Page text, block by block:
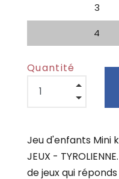
3
4
Quantité
Jeu d'enfants Mini
JEUX -
de jeux qui